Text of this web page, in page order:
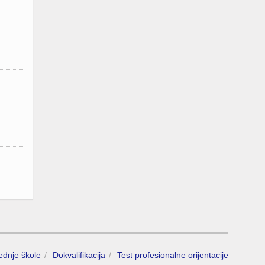
škole Dokvalifikacija Test profesionalne orijentacije